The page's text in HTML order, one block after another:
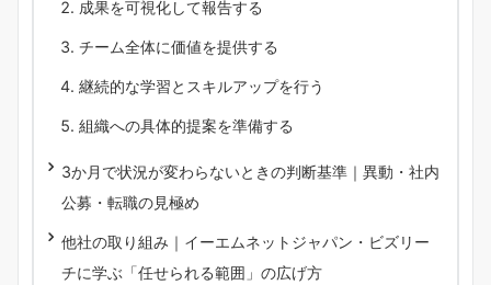
成果を可視化して報告する
チーム全体に価値を提供する
継続的な学習とスキルアップを行う
組織への具体的提案を準備する
3か月で状況が変わらないときの判断基準｜異動・社内
公募・転職の見極め
他社の取り組み｜イーエムネットジャパン・ビズリー
チに学ぶ「任せられる範囲」の広げ方